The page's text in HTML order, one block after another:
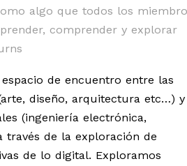
algo que todos los
comprender y explorar
de encuentro entre las
diseño, arquitectura etc…) y
(ingeniería electrónica,
de la exploración de
de lo digital. Exploramos